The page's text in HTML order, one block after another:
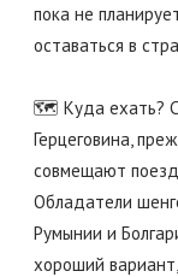
пока не
оставаться в
🗺️ Куда ехать?
Герцеговина,
совмещают
Обладатели
Румынии и
хороший